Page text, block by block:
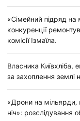
«Сімейний підряд на
конкуренції
комісії Ізмаїла.
Власника Київхліба,
за захоплення землі
«Дрони на мільярди,
ніч»: розслідування